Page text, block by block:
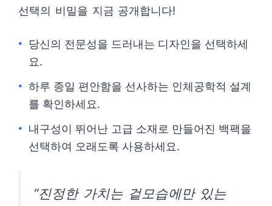
선택의 비밀을 지금 공개합니다!
당신의 전문성을 드러내는 디자인을 선택하세
요.
하루 종일 편안함을 선사하는 인체공학적 설계
를 확인하세요.
내구성이 뛰어난 고급 소재로 만들어진 백팩을
선택하여 오래도록 사용하세요.
“진정한 가치는 겉모습에만 있는